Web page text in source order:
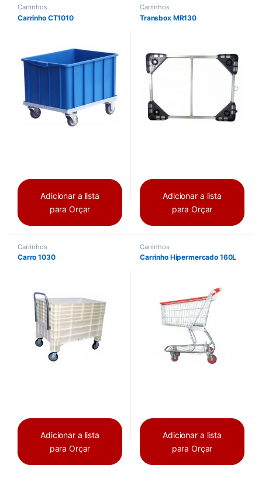
Carrinhos
Carrinho CT1010
Adicionar a lista
para Orçar
Carrinhos
Transbox MR130
Adicionar a lista
para Orçar
Carrinhos
Carro 1030
Adicionar a lista
para Orçar
Carrinhos
Carrinho Hipermercado 160L
Adicionar a lista
para Orçar